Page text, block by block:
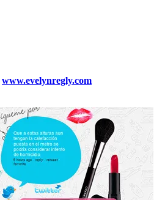
www.evelynregly.com